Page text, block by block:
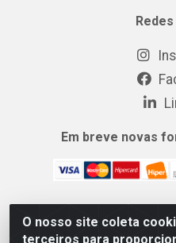
O nosso site coleta
terceiros para
Em breve novas
MIX CERTO DISTRIBUIDORA